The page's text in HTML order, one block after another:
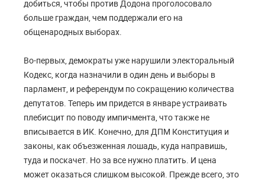
добиться, чтобы против Додона проголосовало
больше граждан, чем поддержали его на
общенародных выборах.
Во-первых, демократы уже нарушили электоральный
Кодекс, когда назначили в один день и выборы в
парламент, и референдум по сокращению количества
депутатов. Теперь им придется в январе устраивать
плебисцит по поводу импичмента, что также не
вписывается в ИК. Конечно, для ДПМ Конституция и
законы, как объезженная лошадь, куда направишь,
туда и поскачет. Но за все нужно платить. И цена
может оказаться слишком высокой. Прежде всего, это